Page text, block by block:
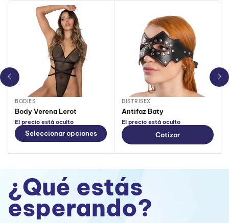
BODIES
Body Verena Lerot
El precio está oculto
Seleccionar opciones
DISTRISEX
Antifaz Baty
El precio está oculto
Cotizar
¿Qué estás
esperando?